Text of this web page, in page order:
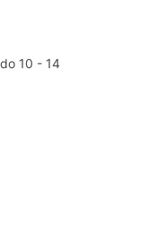
10 - 14